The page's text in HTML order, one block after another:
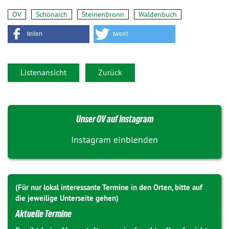
OV Schönaich Steinenbronn Waldenbuch
teilen tweet
Listenansicht Zurück
Unser OV auf Instagram
Instagram einblenden
(Für nur lokal interessante Termine in den Orten, bitte auf
die jeweilige Unterseite gehen)
Aktuelle Termine